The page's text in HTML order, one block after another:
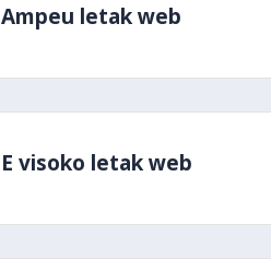
Ampeu letak web
E visoko letak web